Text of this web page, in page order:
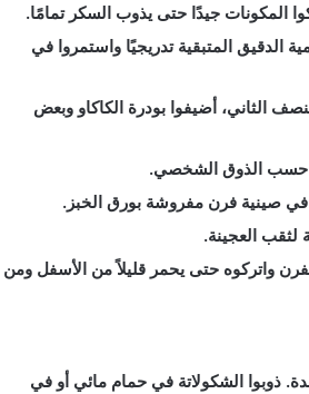
المكونات جيدًا حتى يذوب السكر تمامًا.
الدقيق المتبقية تدريجيًا واستمروا في
الثاني، أضيفوا بودرة الكاكاو وبعض
حسب الذوق الشخصي.
في صينية فرن مفروشة بورق الخبز.
العجينة.
البسكويت إلى الفرن واتركوه حتى يحمر قليلاً من الأسفل ومن
ذوبوا الشكولاتة في حمام مائي أو في